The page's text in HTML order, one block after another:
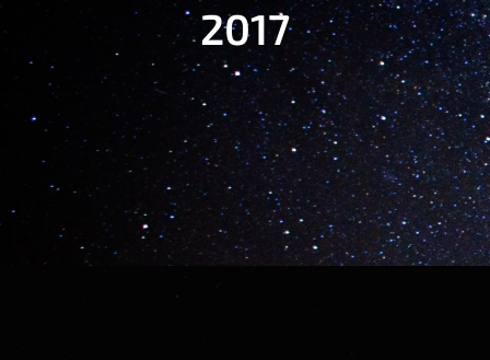
2017